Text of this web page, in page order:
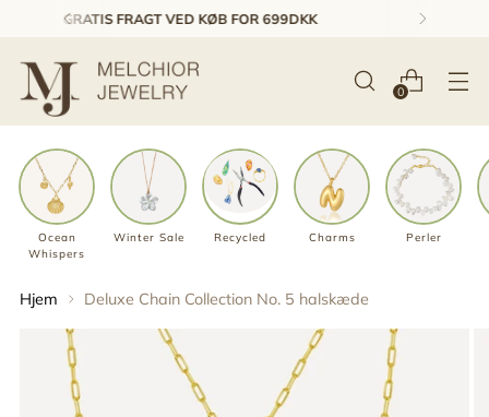
1-3 DAGES LEVERING & GRATIS RETUR*
0
Ocean
Whispers
Winter Sale Recycled Charms Perler
Hjem Deluxe Chain Collection No. 5 halskæde